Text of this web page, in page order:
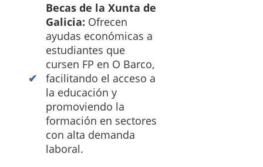
Becas de la Xunta de
Galicia: Ofrecen
ayudas económicas a
estudiantes que
cursen FP en O Barco,
facilitando el acceso a
la educación y
promoviendo la
formación en sectores
con alta demanda
laboral.